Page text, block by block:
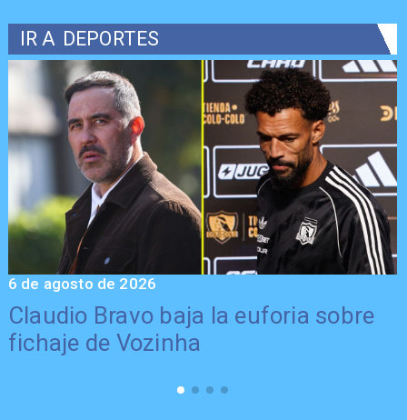
IR A DEPORTES
Claudio Bravo baja la euforia sobre
fichaje de Vozinha
6 de agosto de 2026